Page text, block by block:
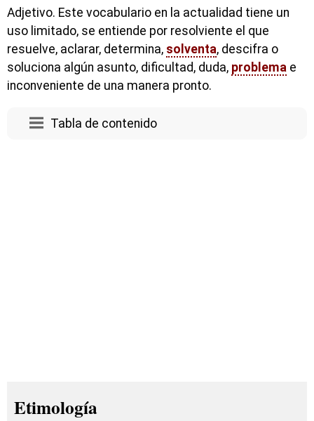
Adjetivo. Este vocabulario en la actualidad tiene un
uso limitado, se entiende por resolviente el que
resuelve, aclarar, determina, solventa, descifra o
soluciona algún asunto, dificultad, duda, problema e
inconveniente de una manera pronto.
Tabla de contenido
Etimología